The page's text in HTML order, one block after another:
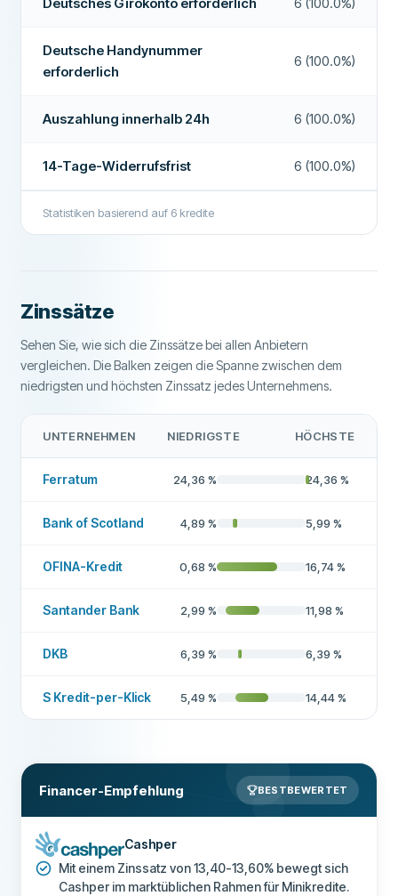
14-Tage-Widerrufsfrist Ja
Ratenpausen möglich Ja
Sondertilgungen möglich
Zinsfreier Kredit
ZUSÄTZLICHE FELDER
Auskunftei SCHUFA Holding AG
Empfohlenes Unternehmen Ja
Weitere Informationen zum Anbieter
Deutsche Handynummer
erforderlich
6 (100.0%)
Auszahlung innerhalb 24h 6 (100.0%)
14-Tage-Widerrufsfrist 6 (100.0%)
Statistiken basierend auf 6 kredite
UNTERNEHMEN NIEDRIGSTE HÖCHSTE
Ferratum 24,36 % 24,36 %
Bank of Scotland 4,89 % 5,99 %
OFINA-Kredit 0,68 % 16,74%
Santander Bank 2,99 % 11,98 %
DKB 6,39 % 6,39 %
S Kredit-per-Klick 5,49 % 14,44%
Zinssätze
Sehen Sie, wie sich die Zinssätze bei allen Anbietern
vergleichen. Die Balken zeigen die Spanne zwischen dem
niedrigsten und höchsten Zinssatz jedes Unternehmens.
Financer-Empfehlung BESTBEWERTET
Cashper
Mit einem Zinssatz von 13,40-13,60% bewegt sich
Cashper im marktüblichen Rahmen für Minikredite.